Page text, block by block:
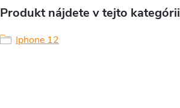
Produkt nájdete v tejto kategórii
Iphone 12